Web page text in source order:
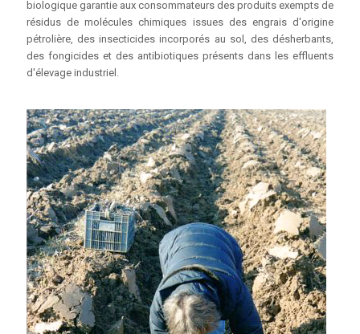
biologique garantie aux consommateurs des produits exempts de
résidus de molécules chimiques issues des engrais d'origine
pétrolière, des insecticides incorporés au sol, des désherbants,
des fongicides et des antibiotiques présents dans les effluents
d'élevage industriel.